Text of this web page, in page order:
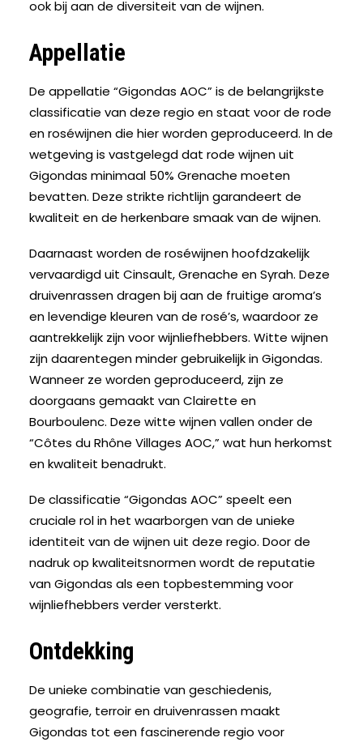
ook bij aan de diversiteit van de wijnen.
Appellatie
De appellatie “Gigondas AOC” is de belangrijkste
classificatie van deze regio en staat voor de rode
en roséwijnen die hier worden geproduceerd. In de
wetgeving is vastgelegd dat rode wijnen uit
Gigondas minimaal 50% Grenache moeten
bevatten. Deze strikte richtlijn garandeert de
kwaliteit en de herkenbare smaak van de wijnen.
Daarnaast worden de roséwijnen hoofdzakelijk
vervaardigd uit Cinsault, Grenache en Syrah. Deze
druivenrassen dragen bij aan de fruitige aroma’s
en levendige kleuren van de rosé’s, waardoor ze
aantrekkelijk zijn voor wijnliefhebbers. Witte wijnen
zijn daarentegen minder gebruikelijk in Gigondas.
Wanneer ze worden geproduceerd, zijn ze
doorgaans gemaakt van Clairette en
Bourboulenc. Deze witte wijnen vallen onder de
“Côtes du Rhône Villages AOC,” wat hun herkomst
en kwaliteit benadrukt.
De classificatie “Gigondas AOC” speelt een
cruciale rol in het waarborgen van de unieke
identiteit van de wijnen uit deze regio. Door de
nadruk op kwaliteitsnormen wordt de reputatie
van Gigondas als een topbestemming voor
wijnliefhebbers verder versterkt.
Ontdekking
De unieke combinatie van geschiedenis,
geografie, terroir en druivenrassen maakt
Gigondas tot een fascinerende regio voor